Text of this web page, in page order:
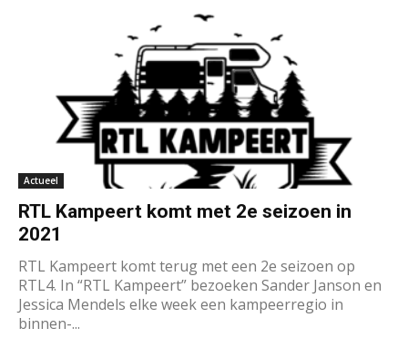
Actueel
RTL Kampeert komt met 2e seizoen in
2021
RTL Kampeert komt terug met een 2e seizoen op
RTL4. In “RTL Kampeert” bezoeken Sander Janson en
Jessica Mendels elke week een kampeerregio in
binnen-...